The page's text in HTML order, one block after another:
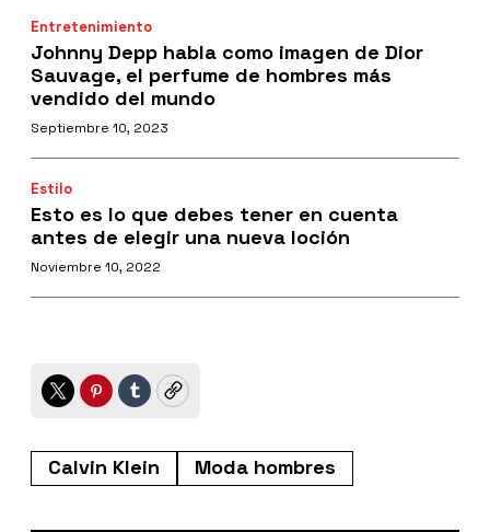
Entretenimiento
Johnny Depp habla como imagen de Dior
Sauvage, el perfume de hombres más
vendido del mundo
Septiembre 10, 2023
Estilo
Esto es lo que debes tener en cuenta
antes de elegir una nueva loción
Noviembre 10, 2022
TwitterPinterest
TumblrCopy
Calvin Klein Moda hombres